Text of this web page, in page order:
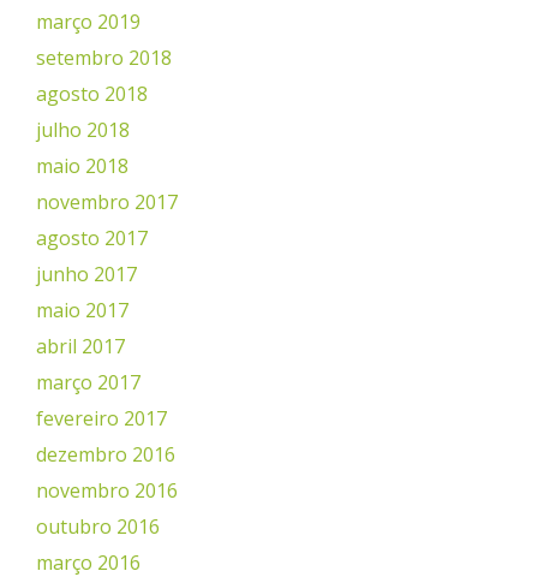
março 2019
setembro 2018
agosto 2018
julho 2018
maio 2018
novembro 2017
agosto 2017
junho 2017
maio 2017
abril 2017
março 2017
fevereiro 2017
dezembro 2016
novembro 2016
outubro 2016
março 2016